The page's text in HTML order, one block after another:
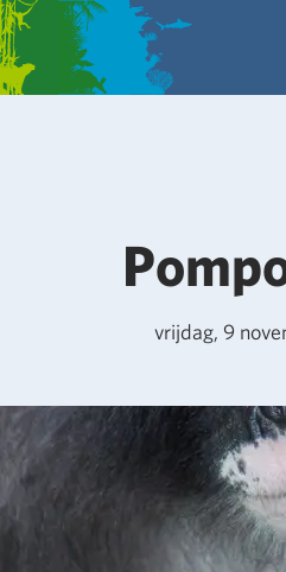
vrijdag, 9